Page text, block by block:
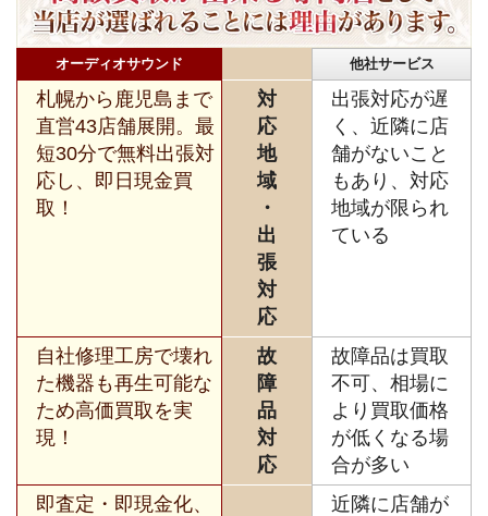
オーディオサウンド 他社サービス
札幌から鹿児島まで
直営43店舗展開。最
短30分で無料出張対
応し、即日現金買
取！
対
応
地
域
・
出
張
対
応
出張対応が遅
く、近隣に店
舗がないこと
もあり、対応
地域が限られ
ている
自社修理工房で壊れ
た機器も再生可能な
ため高価買取を実
現！
故
障
品
対
応
故障品は買取
不可、相場に
より買取価格
が低くなる場
合が多い
即査定・即現金化、
近隣に店舗が